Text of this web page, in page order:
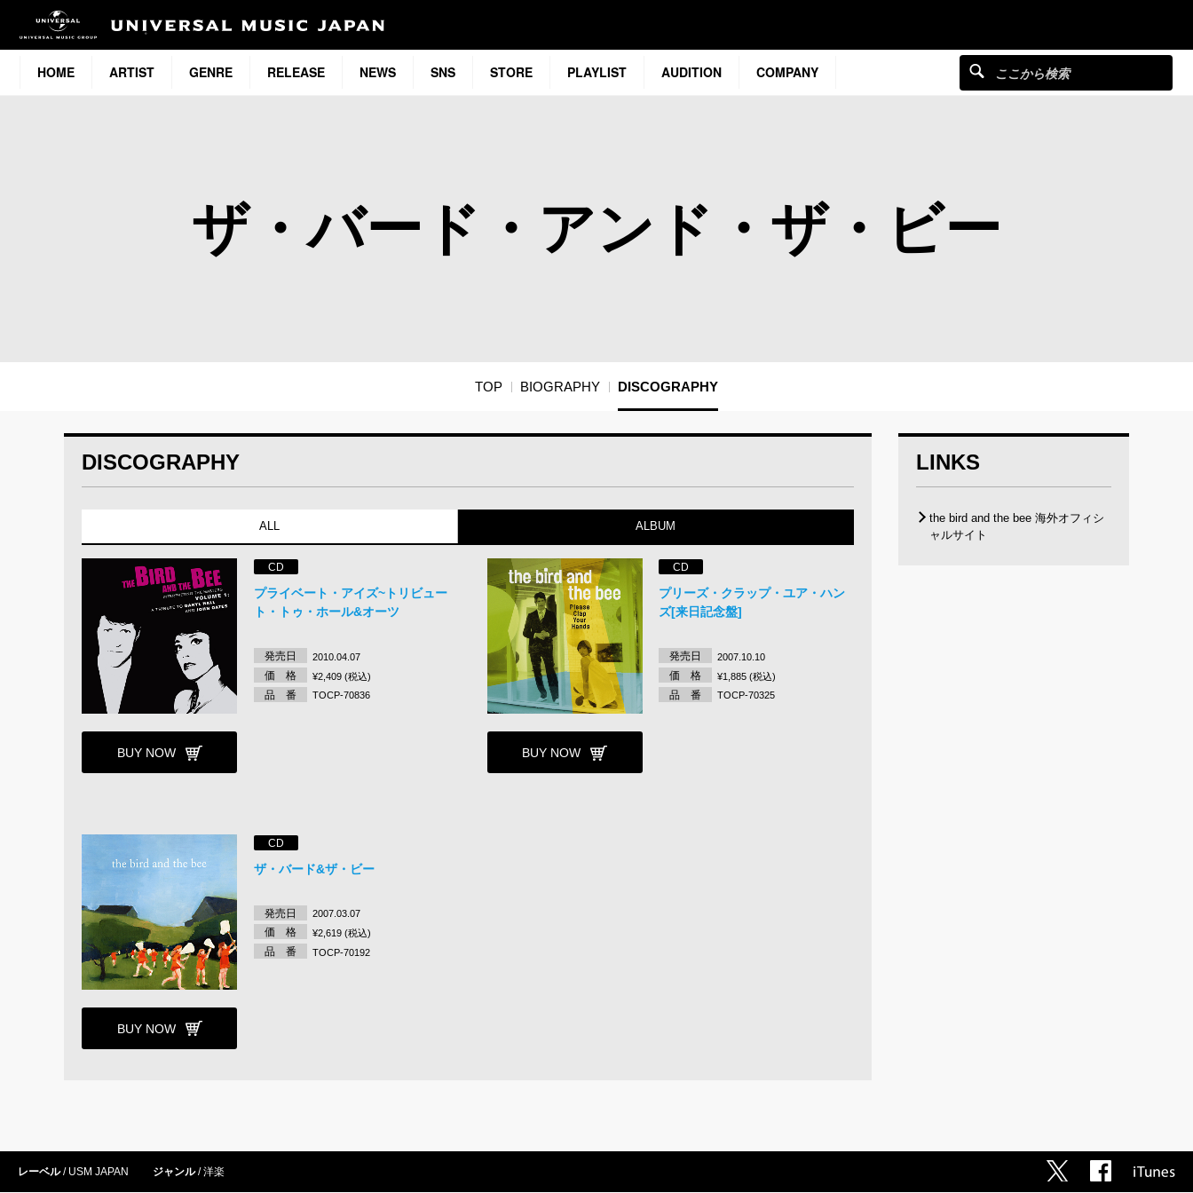
HOME ARTIST GENRE RELEASE NEWS SNS STORE PLAYLIST AUDITION COMPANY
ザ・バード・アンド・ザ・ビー
TOP BIOGRAPHY DISCOGRAPHY
DISCOGRAPHY
ALL ALBUM
BUY NOW
CD
プライベート・アイズ~トリビュー
ト・トゥ・ホール&オーツ
発売日 2010.04.07
価 格 ¥2,409 (税込)
品 番 TOCP-70836
BUY NOW
CD
プリーズ・クラップ・ユア・ハン
ズ[来日記念盤]
発売日 2007.10.10
価 格 ¥1,885 (税込)
品 番 TOCP-70325
BUY NOW
CD
ザ・バード&ザ・ビー
発売日 2007.03.07
価 格 ¥2,619 (税込)
品 番 TOCP-70192
LINKS
the bird and the bee 海外オフィシ
ャルサイト
レーベル USM JAPAN ジャンル 洋楽